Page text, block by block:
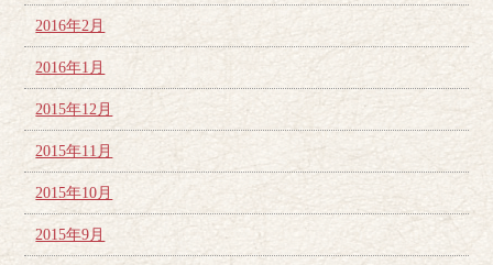
2016年2月
2016年1月
2015年12月
2015年11月
2015年10月
2015年9月